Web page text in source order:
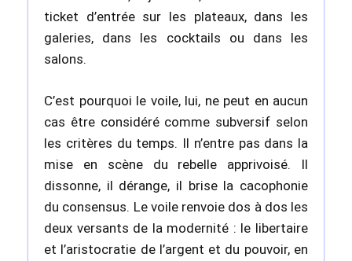
ticket d’entrée sur les plateaux, dans les
galeries, dans les cocktails ou dans les
salons.
C’est pourquoi le voile, lui, ne peut en aucun
cas être considéré comme subversif selon
les critères du temps. Il n’entre pas dans la
mise en scène du rebelle apprivoisé. Il
dissonne, il dérange, il brise la cacophonie
du consensus. Le voile renvoie dos à dos les
deux versants de la modernité : le libertaire
et l’aristocratie de l’argent et du pouvoir, en